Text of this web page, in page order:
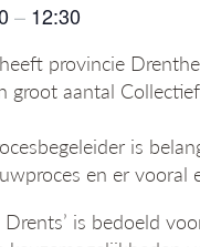
– 12:30
provincie
groot aantal
is
en er vooral
Drents’ is bedoeld